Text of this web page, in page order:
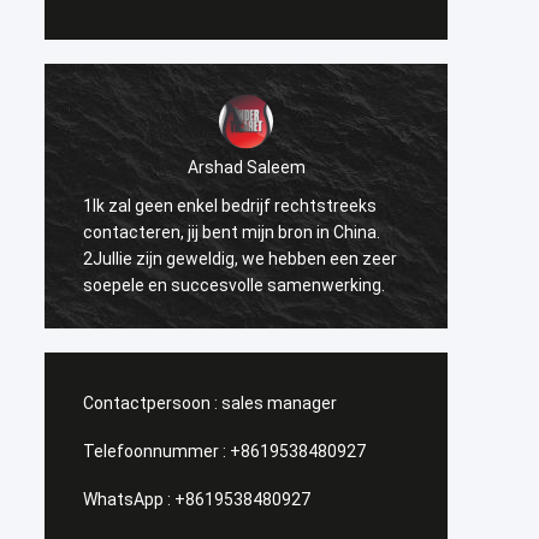
Arshad Saleem
1Ik zal geen enkel bedrijf rechtstreeks
contacteren, jij bent mijn bron in China.
2Jullie zijn geweldig, we hebben een zeer
soepele en succesvolle samenwerking.
Contactpersoon : sales manager
Telefoonnummer : +8619538480927
WhatsApp : +8619538480927